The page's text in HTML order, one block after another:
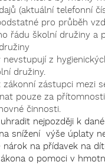
(aktuální telefonní
pro průběh
řádu školní družiny
z
družiny.
zákonní zástupci
pouze za
činnosti.
nejpozději k
snížení výše úplaty
na přídavek na
o pomoci v